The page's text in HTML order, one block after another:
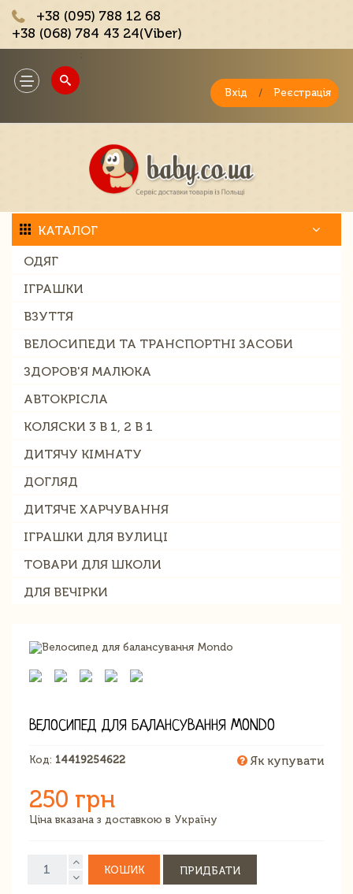
+38 (095) 788 12 68
+38 (068) 784 43 24(Viber)
Toggle
navigation
Вхід / Реєстрація
КАТАЛОГ
ОДЯГ
ІГРАШКИ
ВЗУТТЯ
ВЕЛОСИПЕДИ ТА ТРАНСПОРТНІ ЗАСОБИ
ЗДОРОВ'Я МАЛЮКА
АВТОКРІСЛА
КОЛЯСКИ 3 В 1, 2 В 1
ДИТЯЧУ КІМНАТУ
ДОГЛЯД
ДИТЯЧЕ ХАРЧУВАННЯ
ІГРАШКИ ДЛЯ ВУЛИЦІ
ТОВАРИ ДЛЯ ШКОЛИ
ДЛЯ ВЕЧІРКИ
ВЕЛОСИПЕД ДЛЯ БАЛАНСУВАННЯ MONDO
Код: 14419254622 Як купувати
250 грн
Ціна вказана з доставкою в Україну
КОШИК ПРИДБАТИ